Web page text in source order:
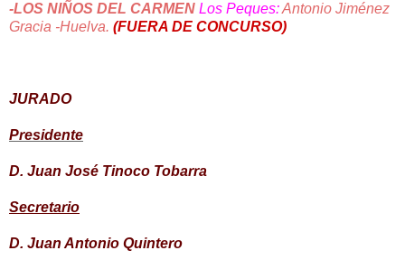
-LOS NIÑOS DEL CARMEN Los Peques:Antonio Jiménez
Gracia -Huelva. (FUERA DE CONCURSO)
JURADO
Presidente
D. Juan José Tinoco Tobarra
Secretario
D. Juan Antonio Quintero